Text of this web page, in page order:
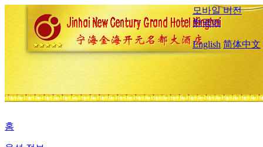
모바일 버전
한국어
English 简体中文
홈